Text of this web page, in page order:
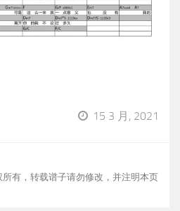
15 3 月, 2021
有，转载谱子请勿修改，并注明本页